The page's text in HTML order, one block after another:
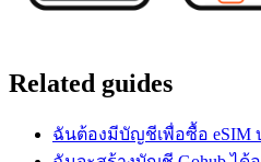
Related guides
ฉันต้องมีบัญชีเพื่อซื้อ eSIM